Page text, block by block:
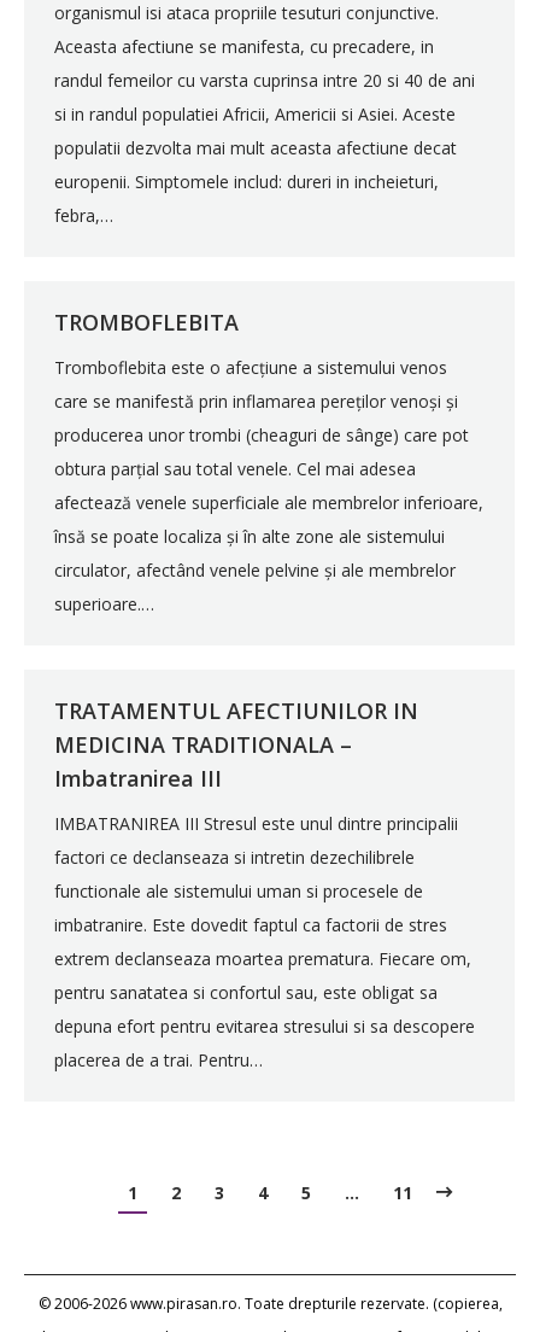
organismul isi ataca propriile tesuturi conjunctive.
Aceasta afectiune se manifesta, cu precadere, in
randul femeilor cu varsta cuprinsa intre 20 si 40 de ani
si in randul populatiei Africii, Americii si Asiei. Aceste
populatii dezvolta mai mult aceasta afectiune decat
europenii. Simptomele includ: dureri in incheieturi,
febra,…
TROMBOFLEBITA
Tromboflebita este o afecțiune a sistemului venos
care se manifestă prin inflamarea pereților venoși și
producerea unor trombi (cheaguri de sânge) care pot
obtura parțial sau total venele. Cel mai adesea
afectează venele superficiale ale membrelor inferioare,
însă se poate localiza și în alte zone ale sistemului
circulator, afectând venele pelvine și ale membrelor
superioare.…
TRATAMENTUL AFECTIUNILOR IN
MEDICINA TRADITIONALA –
Imbatranirea III
IMBATRANIREA III Stresul este unul dintre principalii
factori ce declanseaza si intretin dezechilibrele
functionale ale sistemului uman si procesele de
imbatranire. Este dovedit faptul ca factorii de stres
extrem declanseaza moartea prematura. Fiecare om,
pentru sanatatea si confortul sau, este obligat sa
depuna efort pentru evitarea stresului si sa descopere
placerea de a trai. Pentru…
1 2 3 4 5 … 11
© 2006-2026 www.pirasan.ro. Toate drepturile rezervate. (copierea,